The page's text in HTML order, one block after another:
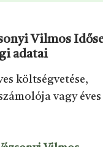
Vilmos
adatai
költségvetése,
vagy éves